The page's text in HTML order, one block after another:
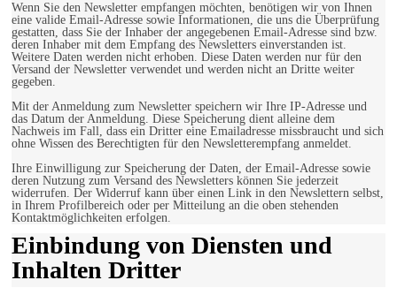
Wenn Sie den Newsletter empfangen möchten, benötigen wir von Ihnen
eine valide Email-Adresse sowie Informationen, die uns die Überprüfung
gestatten, dass Sie der Inhaber der angegebenen Email-Adresse sind bzw.
deren Inhaber mit dem Empfang des Newsletters einverstanden ist.
Weitere Daten werden nicht erhoben. Diese Daten werden nur für den
Versand der Newsletter verwendet und werden nicht an Dritte weiter
gegeben.
Mit der Anmeldung zum Newsletter speichern wir Ihre IP-Adresse und
das Datum der Anmeldung. Diese Speicherung dient alleine dem
Nachweis im Fall, dass ein Dritter eine Emailadresse missbraucht und sich
ohne Wissen des Berechtigten für den Newsletterempfang anmeldet.
Ihre Einwilligung zur Speicherung der Daten, der Email-Adresse sowie
deren Nutzung zum Versand des Newsletters können Sie jederzeit
widerrufen. Der Widerruf kann über einen Link in den Newslettern selbst,
in Ihrem Profilbereich oder per Mitteilung an die oben stehenden
Kontaktmöglichkeiten erfolgen.
Einbindung von Diensten und
Inhalten Dritter